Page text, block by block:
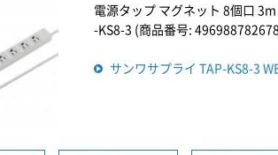
電源タップ マグネット 8個口
-KS8-3 (商品番号:
サンワサプライ TAP-KS8-3